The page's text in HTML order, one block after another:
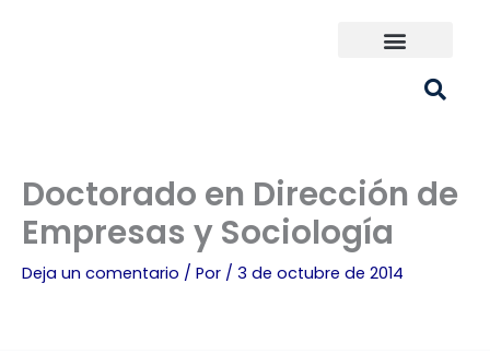
Doctorado en Dirección de
Empresas y Sociología
Deja un comentario / Por / 3 de octubre de 2014